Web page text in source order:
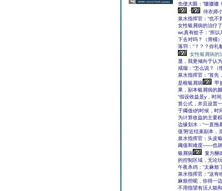
负债大眼：“嗷嗷嗷
”
侍衣师
泉水指挥官：“也不
女性银屑病的治疗
wc真有蚊子：“所
下去对吗？（滑稽）
落羽：“？？？你礼
女性银屑病的
显，我更倾向于认
戒烟：“怎么说？（
泉水指挥官：“首先
是根银屑病
甲
果，副本银屑病的
“假设收益是y，时
算公式，并且设置
于阈值t的时候，时
为计算收益的主要
边缘划水：“一直拖
值’附近结束副本
泉水指挥官：头皮
阈值和难度——也就
银屑病
复方酮
的控制区域，无论
午夜杀鸡：“太麻烦
泉水指挥官：“这有
麻烦些呢，你得一
不用指望有活人能